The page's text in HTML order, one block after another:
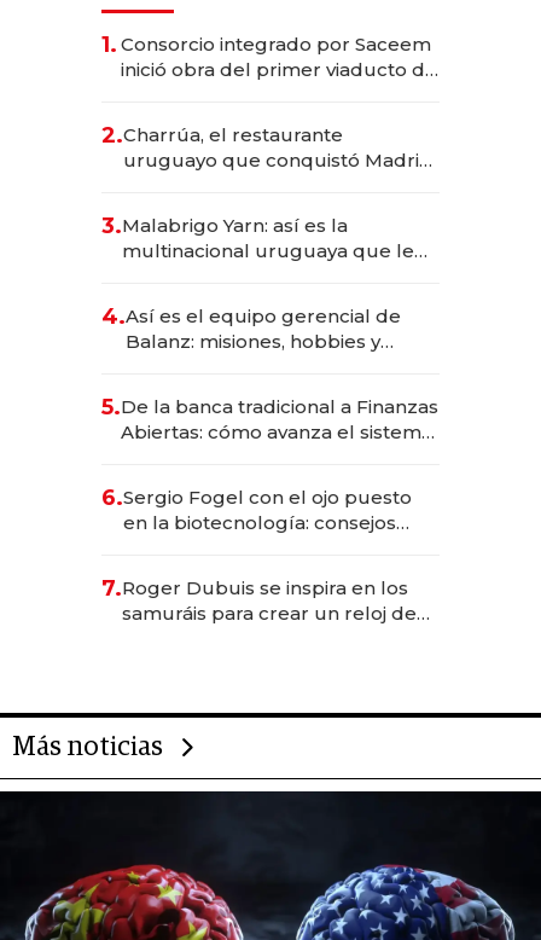
1. Consorcio integrado por Saceem
inició obra del primer viaducto de
millones
2.Charrúa, el restaurante
uruguayo que conquistó Madrid:
anticipación y prepara apertura
3.Malabrigo Yarn: así es la
multinacional uruguaya que le
4.Así es el equipo gerencial de
Balanz: misiones, hobbies y
5.De la banca tradicional a Finanzas
Abiertas: cómo avanza el sistema
6.Sergio Fogel con el ojo puesto
en la biotecnología: consejos
rol de la IA
7.Roger Dubuis se inspira en los
samuráis para crear un reloj de
Más noticias